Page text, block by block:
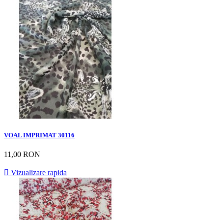
VOAL IMPRIMAT 30116
11,00 RON
 Vizualizare rapida